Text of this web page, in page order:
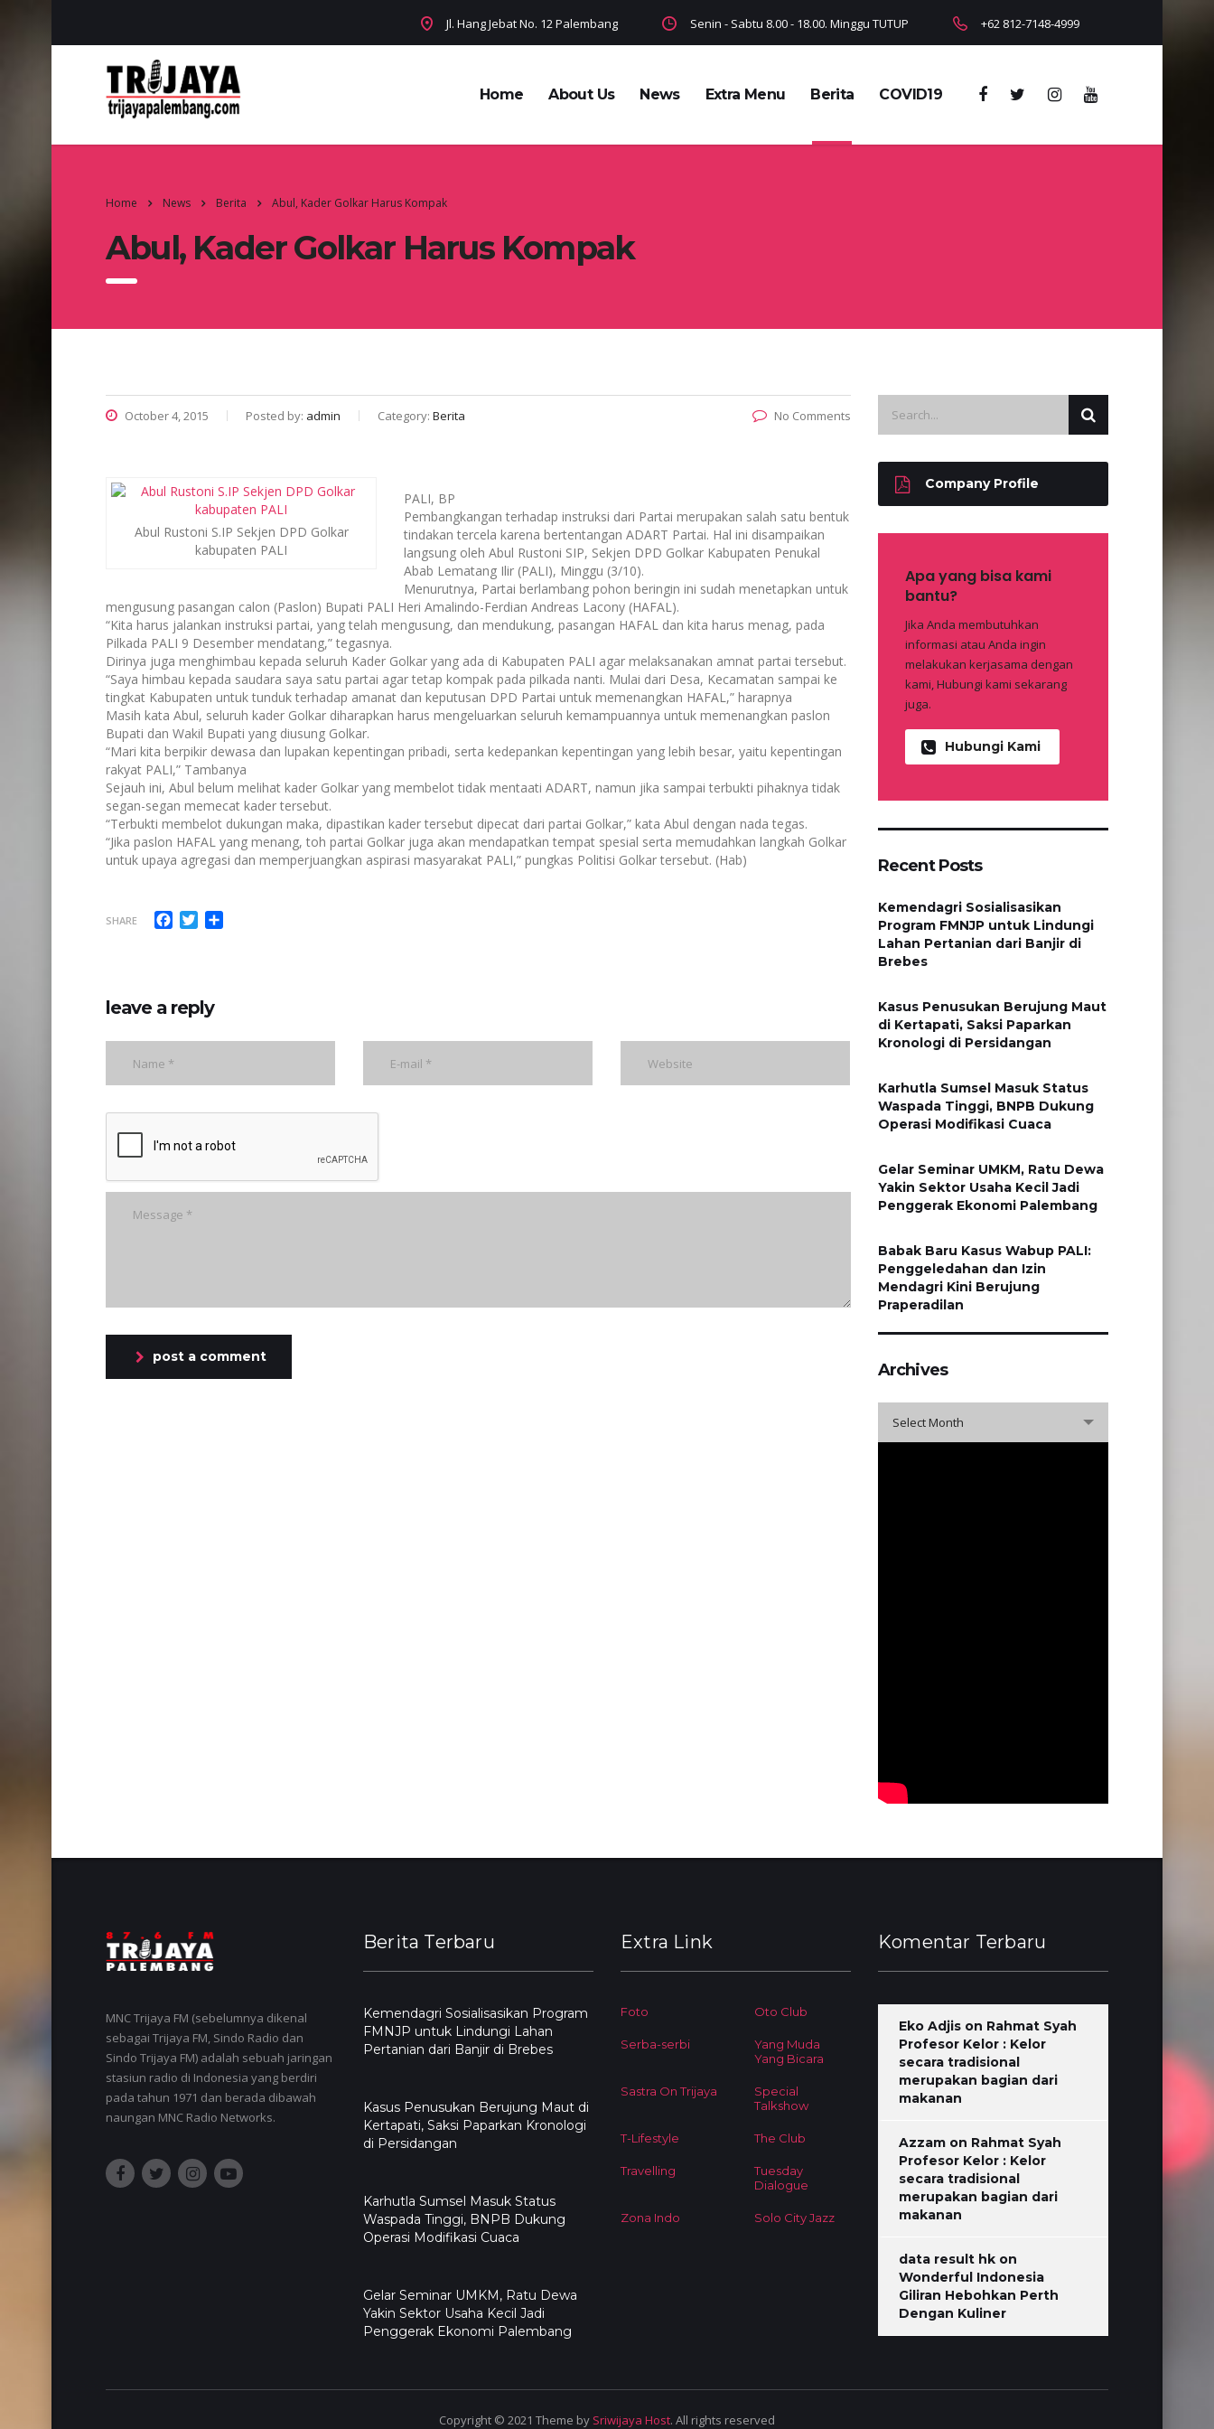
Jl. Hang Jebat No. 12 Palembang Senin - Sabtu 8.00 - 18.00. Minggu TUTUP +62 812-7148-4999
Home About Us News Extra Menu Berita COVID19
Home News Berita Abul, Kader Golkar Harus Kompak
Abul, Kader Golkar Harus Kompak
October 4, 2015 Posted by: admin Category: Berita No Comments
Abul Rustoni S.IP Sekjen DPD Golkar
kabupaten PALI
PALI, BP
Pembangkangan terhadap instruksi dari Partai merupakan salah satu bentuk
tindakan tercela karena bertentangan ADART Partai. Hal ini disampaikan
langsung oleh Abul Rustoni SIP, Sekjen DPD Golkar Kabupaten Penukal
Abab Lematang Ilir (PALI), Minggu (3/10).
Menurutnya, Partai berlambang pohon beringin ini sudah menetapkan untuk
mengusung pasangan calon (Paslon) Bupati PALI Heri Amalindo-Ferdian Andreas Lacony (HAFAL).
“Kita harus jalankan instruksi partai, yang telah mengusung, dan mendukung, pasangan HAFAL dan kita harus menag, pada
Pilkada PALI 9 Desember mendatang,” tegasnya.
Dirinya juga menghimbau kepada seluruh Kader Golkar yang ada di Kabupaten PALI agar melaksanakan amnat partai tersebut.
“Saya himbau kepada saudara saya satu partai agar tetap kompak pada pilkada nanti. Mulai dari Desa, Kecamatan sampai ke
tingkat Kabupaten untuk tunduk terhadap amanat dan keputusan DPD Partai untuk memenangkan HAFAL,” harapnya
Masih kata Abul, seluruh kader Golkar diharapkan harus mengeluarkan seluruh kemampuannya untuk memenangkan paslon
Bupati dan Wakil Bupati yang diusung Golkar.
“Mari kita berpikir dewasa dan lupakan kepentingan pribadi, serta kedepankan kepentingan yang lebih besar, yaitu kepentingan
rakyat PALI,” Tambanya
Sejauh ini, Abul belum melihat kader Golkar yang membelot tidak mentaati ADART, namun jika sampai terbukti pihaknya tidak
segan-segan memecat kader tersebut.
“Terbukti membelot dukungan maka, dipastikan kader tersebut dipecat dari partai Golkar,” kata Abul dengan nada tegas.
“Jika paslon HAFAL yang menang, toh partai Golkar juga akan mendapatkan tempat spesial serta memudahkan langkah Golkar
untuk upaya agregasi dan memperjuangkan aspirasi masyarakat PALI,” pungkas Politisi Golkar tersebut. (Hab)
SHARE Facebook
Twitter
leave a reply
post a comment
Company Profile
Apa yang bisa kami
bantu?
Jika Anda membutuhkan
informasi atau Anda ingin
melakukan kerjasama dengan
kami, Hubungi kami sekarang
juga.
Hubungi Kami
Recent Posts
Kemendagri Sosialisasikan
Program FMNJP untuk Lindungi
Lahan Pertanian dari Banjir di
Brebes
Kasus Penusukan Berujung Maut
di Kertapati, Saksi Paparkan
Kronologi di Persidangan
Karhutla Sumsel Masuk Status
Waspada Tinggi, BNPB Dukung
Operasi Modifikasi Cuaca
Gelar Seminar UMKM, Ratu Dewa
Yakin Sektor Usaha Kecil Jadi
Penggerak Ekonomi Palembang
Babak Baru Kasus Wabup PALI:
Penggeledahan dan Izin
Mendagri Kini Berujung
Praperadilan
Archives
Select Month
MNC Trijaya FM (sebelumnya dikenal
sebagai Trijaya FM, Sindo Radio dan
Sindo Trijaya FM) adalah sebuah jaringan
stasiun radio di Indonesia yang berdiri
pada tahun 1971 dan berada dibawah
naungan MNC Radio Networks.
Berita Terbaru
Kemendagri Sosialisasikan Program
FMNJP untuk Lindungi Lahan
Pertanian dari Banjir di Brebes
Kasus Penusukan Berujung Maut di
Kertapati, Saksi Paparkan Kronologi
di Persidangan
Karhutla Sumsel Masuk Status
Waspada Tinggi, BNPB Dukung
Operasi Modifikasi Cuaca
Gelar Seminar UMKM, Ratu Dewa
Yakin Sektor Usaha Kecil Jadi
Penggerak Ekonomi Palembang
Extra Link
Foto Oto Club
Serba-serbi
Yang Muda
Yang Bicara
Sastra On Trijaya
Special
Talkshow
T-Lifestyle The Club
Travelling
Tuesday
Dialogue
Zona Indo Solo City Jazz
Komentar Terbaru
Eko Adjis on Rahmat Syah
Profesor Kelor : Kelor
secara tradisional
merupakan bagian dari
makanan
Azzam on Rahmat Syah
Profesor Kelor : Kelor
secara tradisional
merupakan bagian dari
makanan
data result hk on
Wonderful Indonesia
Giliran Hebohkan Perth
Dengan Kuliner
Copyright © 2021 Theme by Sriwijaya Host. All rights reserved